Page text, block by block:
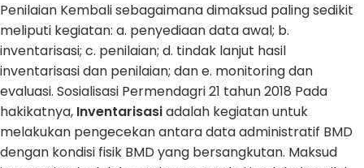
Penilaian Kembali sebagaimana dimaksud paling sedikit
meliputi kegiatan: a. penyediaan data awal; b.
inventarisasi; c. penilaian; d. tindak lanjut hasil
inventarisasi dan penilaian; dan e. monitoring dan
evaluasi. Sosialisasi Permendagri 21 tahun 2018 Pada
hakikatnya, Inventarisasiadalah kegiatan untuk
melakukan pengecekan antara data administratif BMD
dengan kondisi fisik BMD yang bersangkutan. Maksud